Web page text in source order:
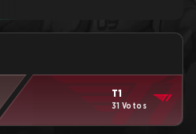
T1
31 Votos